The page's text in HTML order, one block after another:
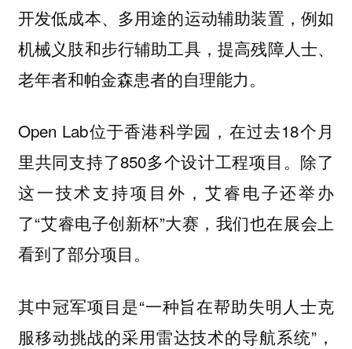
开发低成本、多用途的运动辅助装置，例如
机械义肢和步行辅助工具，提高残障人士、
老年者和帕金森患者的自理能力。
Open Lab位于香港科学园，在过去18个月
里共同支持了850多个设计工程项目。除了
这一技术支持项目外，艾睿电子还举办
了“艾睿电子创新杯”大赛，我们也在展会上
看到了部分项目。
其中冠军项目是“一种旨在帮助失明人士克
服移动挑战的采用雷达技术的导航系统”，